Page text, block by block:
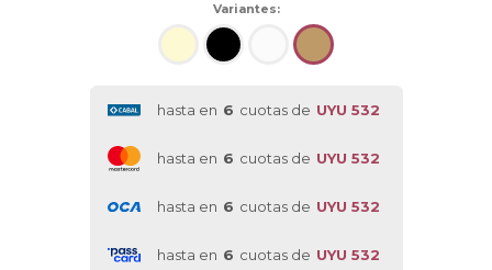
Variantes:
hasta en 6 cuotas de UYU 532
hasta en 6 cuotas de UYU 532
hasta en 6 cuotas de UYU 532
hasta en 6 cuotas de UYU 532